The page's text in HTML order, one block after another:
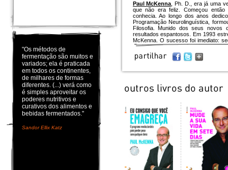
"Os métodos de
fermentação são muitos e
variados; ela é praticada
em todos os continentes,
de milhares de formas
diferentes. (...) verá como
é simples aproveitar os
poderes nutritivos e
curativos dos alimentos e
bebidas fermentados."
Sandor Ellix Katz
Paul McKenna , Ph. D., era já uma
que não era feliz. Começou
conhecia. Ao longo dos anos
Programação Neurolinguística,
Filosofia. Munido dos seus novos
resultados espantosos. Em 1993
McKenna. O sucesso foi imediato;
Janeiro de 2008, Paul se tornou na
de acordo com o Sunday Times,
vendido em todo mundo. E tem